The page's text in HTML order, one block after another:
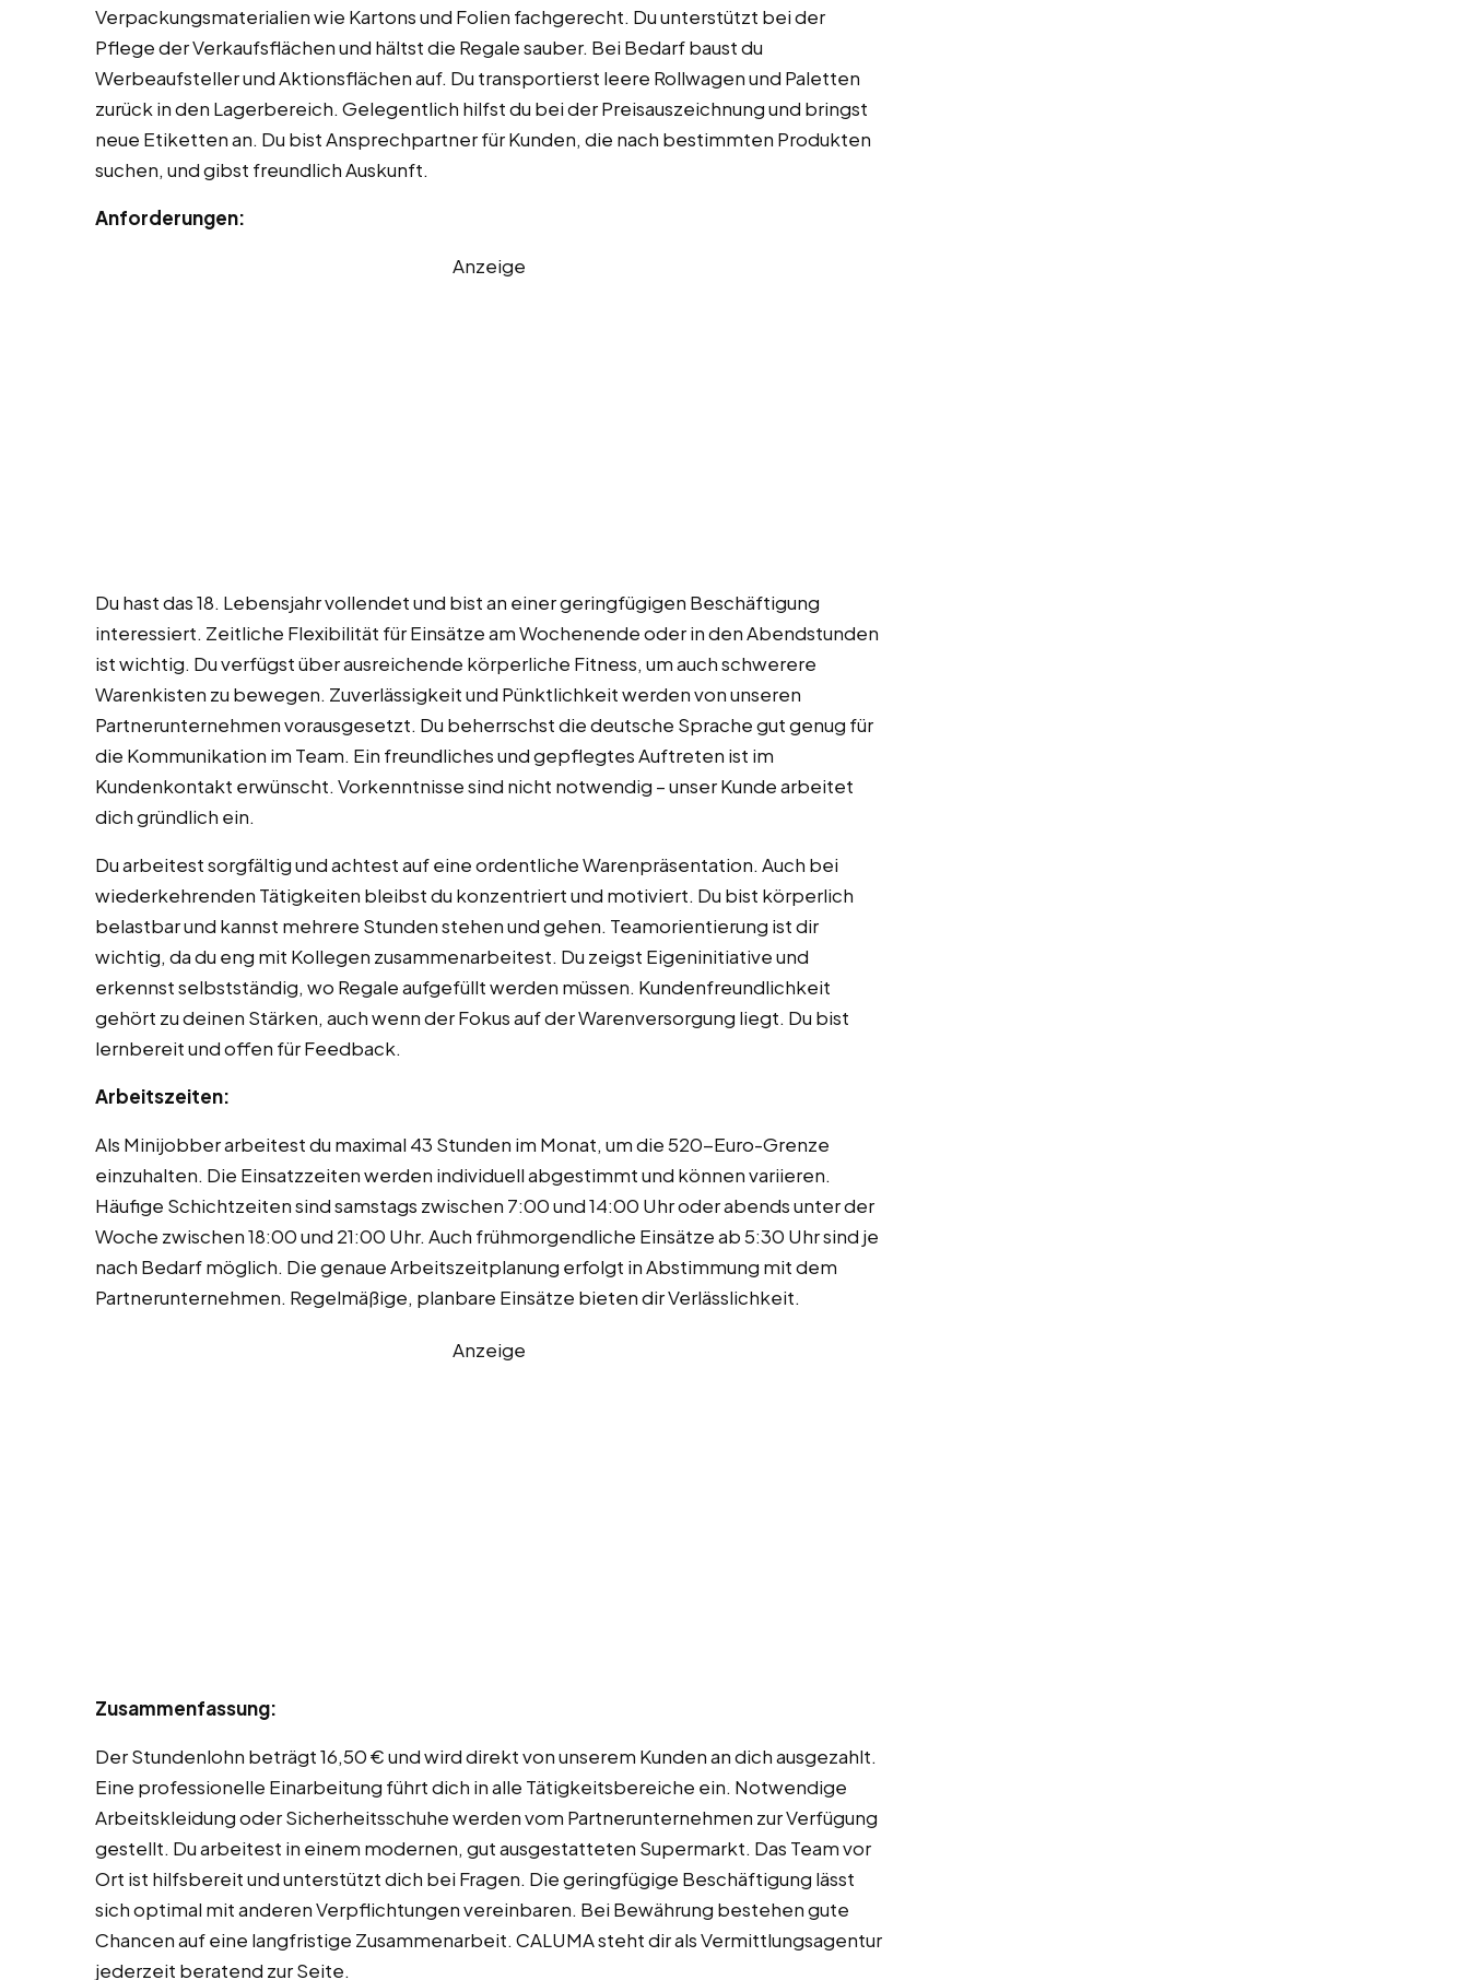
Verpackungsmaterialien wie Kartons und Folien fachgerecht. Du unterstützt bei der
Pflege der Verkaufsflächen und hältst die Regale sauber. Bei Bedarf baust du
Werbeaufsteller und Aktionsflächen auf. Du transportierst leere Rollwagen und Paletten
zurück in den Lagerbereich. Gelegentlich hilfst du bei der Preisauszeichnung und bringst
neue Etiketten an. Du bist Ansprechpartner für Kunden, die nach bestimmten Produkten
suchen, und gibst freundlich Auskunft.
Anforderungen:
Anzeige
Du hast das 18. Lebensjahr vollendet und bist an einer geringfügigen Beschäftigung
interessiert. Zeitliche Flexibilität für Einsätze am Wochenende oder in den Abendstunden
ist wichtig. Du verfügst über ausreichende körperliche Fitness, um auch schwerere
Warenkisten zu bewegen. Zuverlässigkeit und Pünktlichkeit werden von unseren
Partnerunternehmen vorausgesetzt. Du beherrschst die deutsche Sprache gut genug für
die Kommunikation im Team. Ein freundliches und gepflegtes Auftreten ist im
Kundenkontakt erwünscht. Vorkenntnisse sind nicht notwendig – unser Kunde arbeitet
dich gründlich ein.
Du arbeitest sorgfältig und achtest auf eine ordentliche Warenpräsentation. Auch bei
wiederkehrenden Tätigkeiten bleibst du konzentriert und motiviert. Du bist körperlich
belastbar und kannst mehrere Stunden stehen und gehen. Teamorientierung ist dir
wichtig, da du eng mit Kollegen zusammenarbeitest. Du zeigst Eigeninitiative und
erkennst selbstständig, wo Regale aufgefüllt werden müssen. Kundenfreundlichkeit
gehört zu deinen Stärken, auch wenn der Fokus auf der Warenversorgung liegt. Du bist
lernbereit und offen für Feedback.
Arbeitszeiten:
Als Minijobber arbeitest du maximal 43 Stunden im Monat, um die 520-Euro-Grenze
einzuhalten. Die Einsatzzeiten werden individuell abgestimmt und können variieren.
Häufige Schichtzeiten sind samstags zwischen 7:00 und 14:00 Uhr oder abends unter der
Woche zwischen 18:00 und 21:00 Uhr. Auch frühmorgendliche Einsätze ab 5:30 Uhr sind je
nach Bedarf möglich. Die genaue Arbeitszeitplanung erfolgt in Abstimmung mit dem
Partnerunternehmen. Regelmäßige, planbare Einsätze bieten dir Verlässlichkeit.
Anzeige
Zusammenfassung:
Der Stundenlohn beträgt 16,50 € und wird direkt von unserem Kunden an dich ausgezahlt.
Eine professionelle Einarbeitung führt dich in alle Tätigkeitsbereiche ein. Notwendige
Arbeitskleidung oder Sicherheitsschuhe werden vom Partnerunternehmen zur Verfügung
gestellt. Du arbeitest in einem modernen, gut ausgestatteten Supermarkt. Das Team vor
Ort ist hilfsbereit und unterstützt dich bei Fragen. Die geringfügige Beschäftigung lässt
sich optimal mit anderen Verpflichtungen vereinbaren. Bei Bewährung bestehen gute
Chancen auf eine langfristige Zusammenarbeit. CALUMA steht dir als Vermittlungsagentur
jederzeit beratend zur Seite.